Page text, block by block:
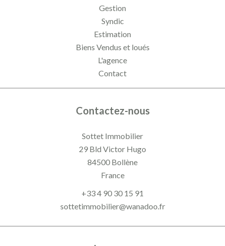
Gestion
Syndic
Estimation
Biens Vendus et loués
L'agence
Contact
Contactez-nous
Sottet Immobilier
29 Bld Victor Hugo
84500 Bollène
France
+33 4 90 30 15 91
sottetimmobilier@wanadoo.fr